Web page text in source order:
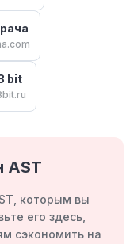
bit
AST
которым вы
его здесь,
сэкономить на